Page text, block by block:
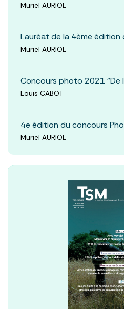
Muriel AURIOL
Lauréat de la 4ème
Muriel AURIOL
Concours photo 2021 "De
Louis CABOT
4e édition du concours
Muriel AURIOL